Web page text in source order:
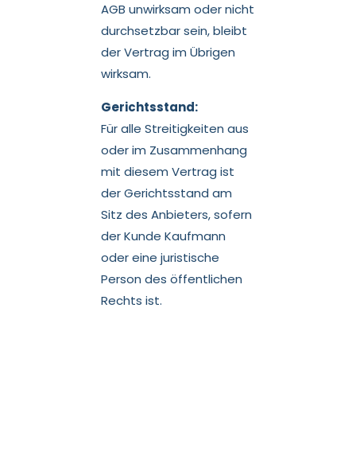
AGB unwirksam oder nicht
durchsetzbar sein, bleibt
der Vertrag im Übrigen
wirksam.
Gerichtsstand:
Für alle Streitigkeiten aus
oder im Zusammenhang
mit diesem Vertrag ist
der Gerichtsstand am
Sitz des Anbieters, sofern
der Kunde Kaufmann
oder eine juristische
Person des öffentlichen
Rechts ist.